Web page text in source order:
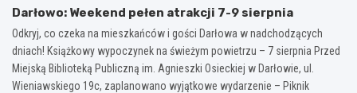
Darłowo: Weekend pełen atrakcji 7-9 sierpnia
Odkryj, co czeka na mieszkańców i gości Darłowa w nadchodzących
dniach! Książkowy wypoczynek na świeżym powietrzu – 7 sierpnia Przed
Miejską Biblioteką Publiczną im. Agnieszki Osieckiej w Darłowie, ul.
Wieniawskiego 19c, zaplanowano wyjątkowe wydarzenie – Piknik